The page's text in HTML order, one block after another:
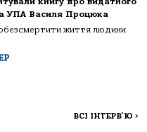
УПА Василя Процюка
життя людини
ВСІ ІНТЕРВ'Ю >